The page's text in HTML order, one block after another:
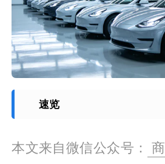
速览
本文来自微信公众号：